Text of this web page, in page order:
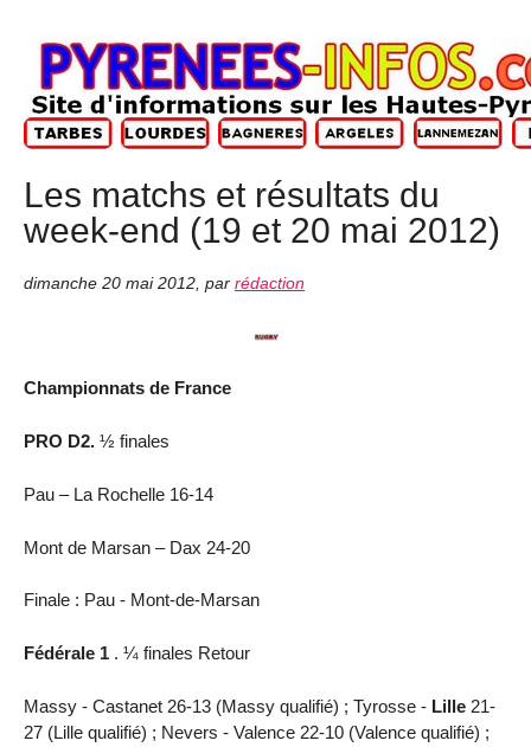
Les matchs et résultats du
week-end (19 et 20 mai 2012)
dimanche 20 mai 2012 par rédaction
Championnats de France
PRO D2. ½ finales
Pau – La Rochelle 16-14
Mont de Marsan – Dax 24-20
Finale : Pau - Mont-de-Marsan
Fédérale 1 . ¼ finales Retour
Massy - Castanet 26-13 (Massy qualifié) ; Tyrosse - Lille 21-
27 (Lille qualifié) ; Nevers - Valence 22-10 (Valence qualifié) ;